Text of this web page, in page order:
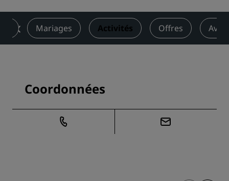
Mariages Activités Offres Avis
Coordonnées